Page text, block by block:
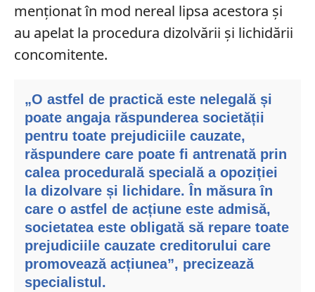
menționat în mod nereal lipsa acestora și
au apelat la procedura dizolvării și lichidării
concomitente.
„O astfel de practică este nelegală și
poate angaja răspunderea societății
pentru toate prejudiciile cauzate,
răspundere care poate fi antrenată prin
calea procedurală specială a opoziției
la dizolvare și lichidare. În măsura în
care o astfel de acțiune este admisă,
societatea este obligată să repare toate
prejudiciile cauzate creditorului care
promovează acțiunea”, precizează
specialistul.